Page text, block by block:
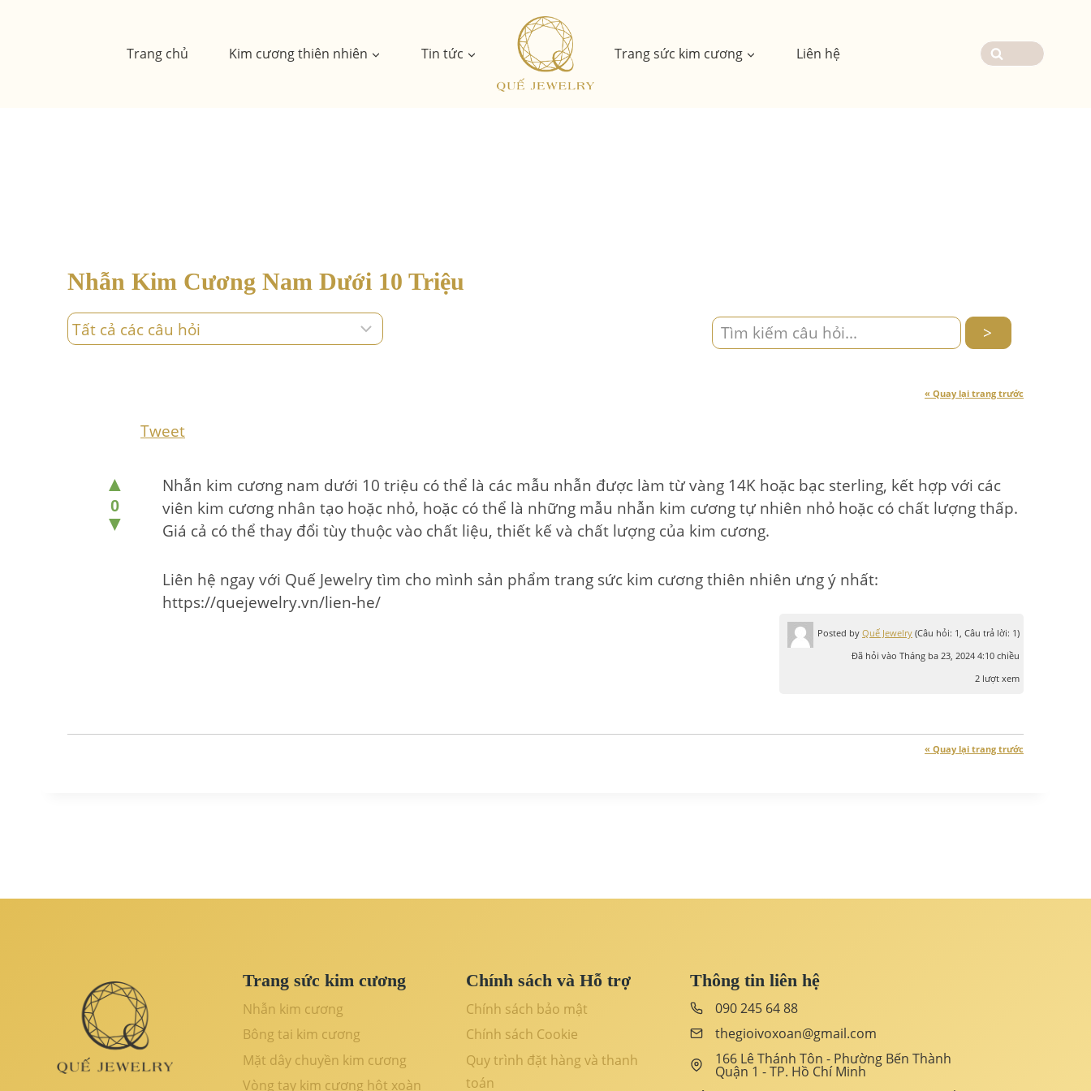
Trang chủ Kim cương thiên nhiên Tin tức Trang sức kim cương Liên hệ
Nhẫn Kim Cương Nam Dưới 10 Triệu
>
« Quay lại trang trước
Tweet
▲
0
▼
Nhẫn kim cương nam dưới 10 triệu có thể là các mẫu nhẫn được làm từ vàng 14K hoặc bạc sterling, kết hợp với các
viên kim cương nhân tạo hoặc nhỏ, hoặc có thể là những mẫu nhẫn kim cương tự nhiên nhỏ hoặc có chất lượng thấp.
Giá cả có thể thay đổi tùy thuộc vào chất liệu, thiết kế và chất lượng của kim cương.
Liên hệ ngay với Quế Jewelry tìm cho mình sản phẩm trang sức kim cương thiên nhiên ưng ý nhất:
https://quejewelry.vn/lien-he/
Posted by Quế Jewelry (Câu hỏi: 1, Câu trả lời: 1)
Đã hỏi vào Tháng ba 23, 2024 4:10 chiều
2 lượt xem
« Quay lại trang trước
Trang sức kim cương
Nhẫn kim cương
Bông tai kim cương
Mặt dây chuyền kim cương
Vòng tay kim cương hột xoàn
Chính sách và Hỗ trợ
Chính sách bảo mật
Chính sách Cookie
Quy trình đặt hàng và thanh
toán
Thông tin liên hệ
090 245 64 88
thegioivoxoan@gmail.com
166 Lê Thánh Tôn - Phường Bến Thành
Quận 1 - TP. Hồ Chí Minh